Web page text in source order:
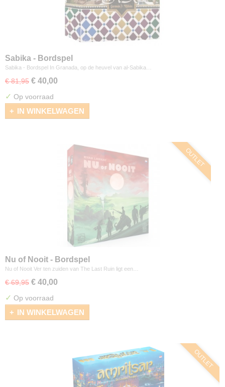
Sabika - Bordspel
Sabika - Bordspel In Granada, op de heuvel van al-Sabika…
€ 81,95 € 40,00
✓ Op voorraad
IN WINKELWAGEN
OUTLET
Nu of Nooit - Bordspel
Nu of Nooit Ver ten zuiden van The Last Ruin ligt een…
€ 69,95 € 40,00
✓ Op voorraad
IN WINKELWAGEN
OUTLET